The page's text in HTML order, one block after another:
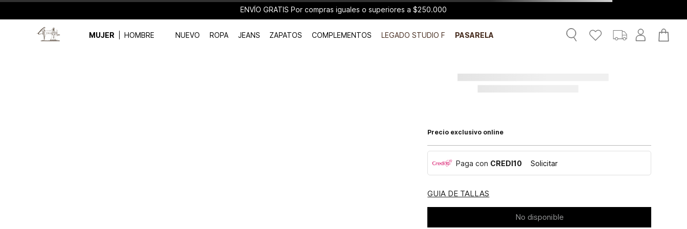
ENVÍO GRATIS Por compras iguales o superiores a $250.000
MUJER HOMBRE NUEVO ROPA JEANS ZAPATOS COMPLEMENTOS LEGADO STUDIO F PASARELA
Precio exclusivo online
Paga con CREDI10 Solicitar
GUIA DE TALLAS
No disponible